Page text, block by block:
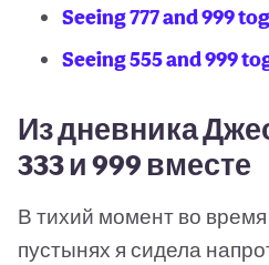
Seeing 777 and 999
Seeing 555 and 999
Из дневника
333 и 999 вместе
В тихий момент во
пустынях я сидела